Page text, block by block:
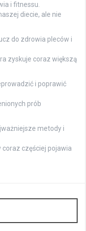
i fitnessu.
diecie, ale nie
do zdrowia pleców i
zyskuje coraz większą
i poprawić
prób
metody i
częściej pojawia